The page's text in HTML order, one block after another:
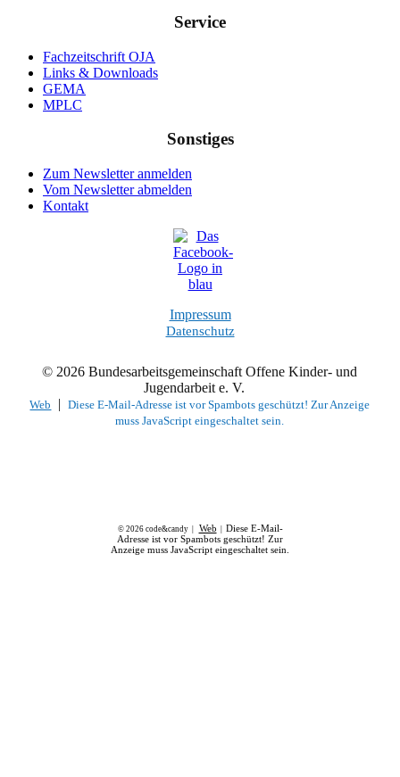
Service
Fachzeitschrift OJA
Links & Downloads
GEMA
MPLC
Sonstiges
Zum Newsletter anmelden
Vom Newsletter abmelden
Kontakt
Impressum
Datenschutz
© 2026 Bundesarbeitsgemeinschaft Offene Kinder- und
Jugendarbeit e. V.
Web |Diese E-Mail-Adresse ist vor Spambots geschützt! Zur Anzeige
muss JavaScript eingeschaltet sein.
© 2026 code&candy | Web
Diese E-Mail-
Adresse ist vor Spambots geschützt! Zur
Anzeige muss JavaScript eingeschaltet sein.